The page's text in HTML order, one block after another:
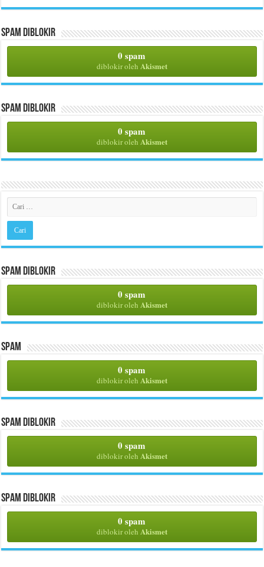
Spam Diblokir
0 spam
diblokir oleh Akismet
Spam Diblokir
0 spam
diblokir oleh Akismet
Spam Diblokir
0 spam
diblokir oleh Akismet
Spam
0 spam
diblokir oleh Akismet
Spam Diblokir
0 spam
diblokir oleh Akismet
Spam Diblokir
0 spam
diblokir oleh Akismet